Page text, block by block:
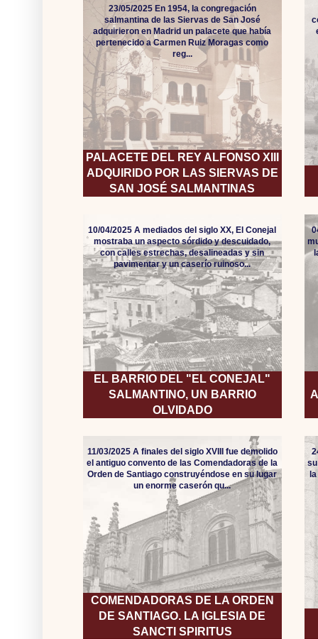
PALACETE DEL REY ALFONSO XIII
ADQUIRIDO POR LAS SIERVAS DE
SAN JOSÉ SALMANTINAS
23/05/2025 En 1954, la congregación
salmantina de las Siervas de San José
adquirieron en Madrid un palacete que había
pertenecido a Carmen Ruiz Moragas como
reg...
EL BARRIO DEL "EL CONEJAL"
SALMANTINO, UN BARRIO
OLVIDADO
10/04/2025 A mediados del siglo XX, El Conejal
mostraba un aspecto sórdido y descuidado,
con calles estrechas, desalineadas y sin
pavimentar y un caserío ruinoso...
COMENDADORAS DE LA ORDEN
DE SANTIAGO. LA IGLESIA DE
SANCTI SPIRITUS
11/03/2025 A finales del siglo XVIII fue demolido
el antiguo convento de las Comendadoras de la
Orden de Santiago construyéndose en su lugar
un enorme caserón qu...